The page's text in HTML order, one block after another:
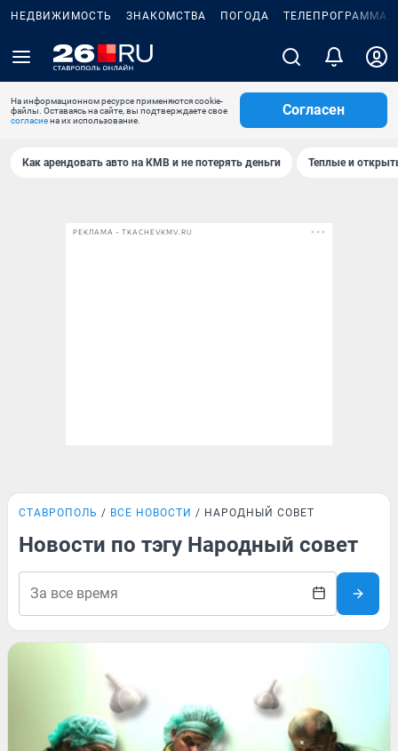
НЕДВИЖИМОСТЬ ЗНАКОМСТВА ПОГОДА ТЕЛЕПРОГРАММА
На информационном ресурсе применяются cookie-
файлы. Оставаясь на сайте, вы подтверждаете свое
согласиена их использование.
Согласен
Как арендовать авто на КМВ и не потерять деньги Теплые и
РЕКЛАМА • TKACHEVKMV.RU
СТАВРОПОЛЬ ВСЕ НОВОСТИ НАРОДНЫЙ СОВЕТ
Новости по тэгу Народный совет